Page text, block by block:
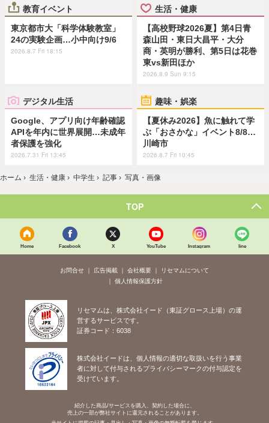
教育イベント
東京都市大「科学体験教室」
24の実験企画…小中向け9/6
2026.8.7 Fri 18:15
生活・健康
【高校野球2026夏】第4日青
森山田・東日大昌平・大分
商・英明が勝利、第5日は花巻
東vs新田ほか
2026.8.9 Sun 9:15
デジタル生活
Google、アプリ向け年齢確認
APIを年内に世界展開…未成年
者保護を強化
2026.7.31 Fri 13:45
趣味・娯楽
【夏休み2026】魚に触れて学
ぶ「おさかな」イベント8/8…
川崎市
2026.8.7 Fri 10:45
ホーム › 生活・健康 › 中学生 › 記事 › 写真・画像
TOP
Home Facebook X YouTube Instagram line
お問合せ 広告掲載 会社概要
リセマムについて
個人情報保護方針
リセマムは、株式会社イード（東証グロース上場）の運
営するサービスです。
証券コード：6038
株式会社イードは、個人情報の適切な取扱いを行う事業
者に対して付与されるプライバシーマークの付与認定を
受けています。
紹介した商品/サービスを購入、契約した場合に、
売上の一部が弊社サイトに還元されることがあります。